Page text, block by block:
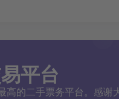
平台
的二手票务平台。感谢